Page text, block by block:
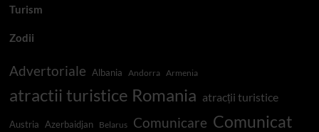
Turism
Zodii
Advertoriale Albania Andorra Armenia
atractii turistice Romania atracții turistice
Austria Azerbaidjan Belarus Comunicare Comunicat